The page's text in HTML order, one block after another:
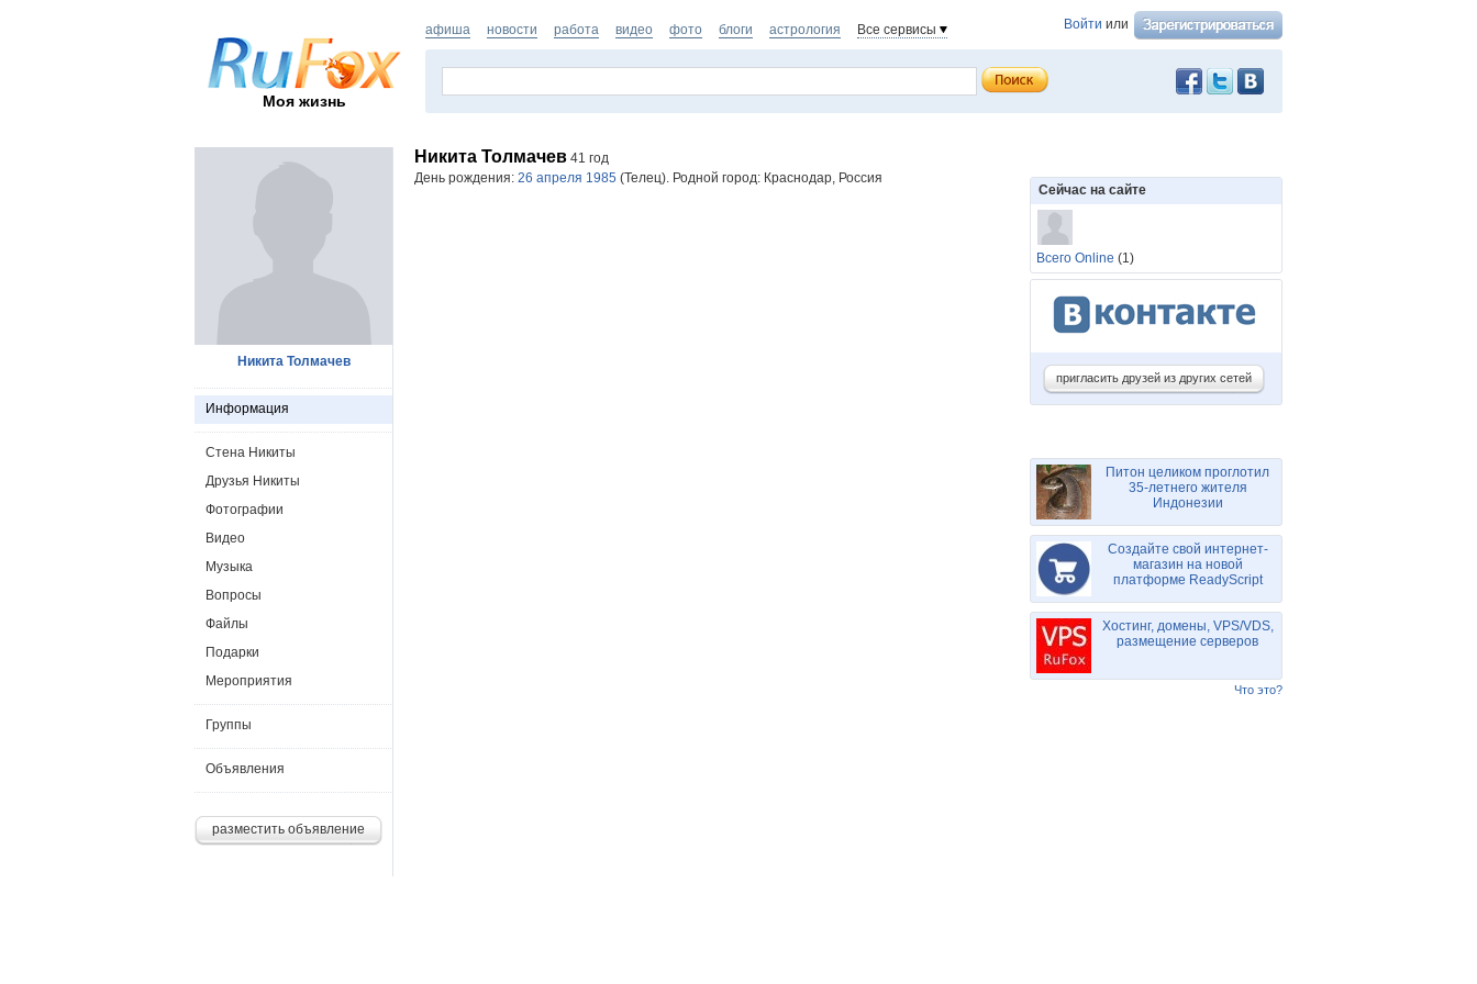
Моя жизнь
Войти или
афиша новости работа видео фото блоги астрология Все сервисы
Никита Толмачев 41 год
День рождения: 26 апреля 1985 (Телец). Родной город: Краснодар, Россия
Никита Толмачев
Информация
Стена Никиты
Друзья Никиты
Фотографии
Видео
Музыка
Вопросы
Файлы
Подарки
Мероприятия
Группы
Объявления
разместить объявление
Сейчас на сайте
Всего Online (1)
пригласить друзей из других сетей
Питон целиком проглотил
35-летнего жителя
Индонезии
Создайте свой интернет-
магазин на новой
платформе ReadyScript
Хостинг, домены, VPS/VDS,
размещение серверов
Что это?